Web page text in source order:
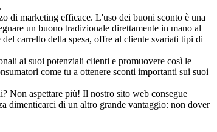
di marketing efficace. L'uso dei buoni sconto è una
un buono tradizionale direttamente in mano al
carrello della spesa, offre al cliente svariati tipi di
ai suoi potenziali clienti e promuovere così le
come tu a ottenere sconti importanti sui suoi
Non aspettare più! Il nostro sito web consegue
dimenticarci di un altro grande vantaggio: non dover